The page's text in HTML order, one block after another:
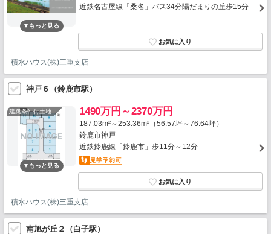
近鉄名古屋線「桑名」バス34分陽だまりの丘歩15分
積水ハウス(株)三重支店
神戸６（鈴鹿市駅）
建築条件付土地 1490万円～2370万円
187.03m²～253.36m²（56.57坪～76.64坪）
鈴鹿市神戸
近鉄鈴鹿線「鈴鹿市」歩11分～12分
積水ハウス(株)三重支店
南旭が丘２（白子駅）